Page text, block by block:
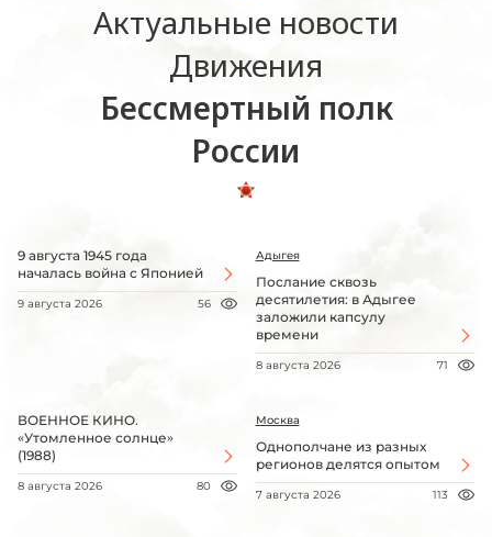
Актуальные новости
Движения
Бессмертный полк
России
9 августа 1945 года
началась война с Японией
9 августа 2026 56
Адыгея
Послание сквозь
десятилетия: в Адыгее
заложили капсулу
времени
8 августа 2026 71
ВОЕННОЕ КИНО.
«Утомленное солнце»
(1988)
8 августа 2026 80
Москва
Однополчане из разных
регионов делятся опытом
7 августа 2026 113